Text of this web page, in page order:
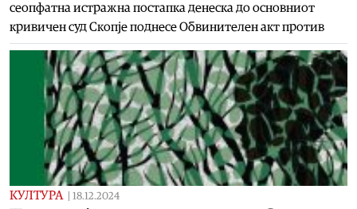
сеопфатна истражна постапка денеска до основниот
кривичен суд Скопје поднесе Обвинителен акт против
КУЛТУРА 18.12.2024